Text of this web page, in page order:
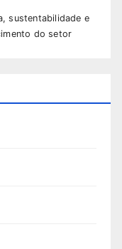
sustentabilidade e
do setor